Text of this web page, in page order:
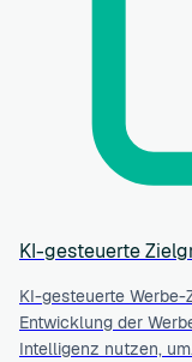
KI-gesteuerte
KI-gesteuerte
Entwicklung der
Intelligenz nutzen,